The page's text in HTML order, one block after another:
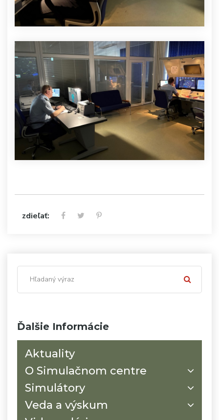
Ďalšie Informácie
Aktuality
O Simulačnom centre
Simulátory
Veda a výskum
zdieľať: